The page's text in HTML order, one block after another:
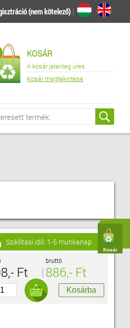
Kosár
(nem kötelező)|
KOSÁR
A kosár jelenleg üres.
Kosár megtekintése
Szállítási idő: 1-5 munkanap
Ft
bruttó
886,- Ft